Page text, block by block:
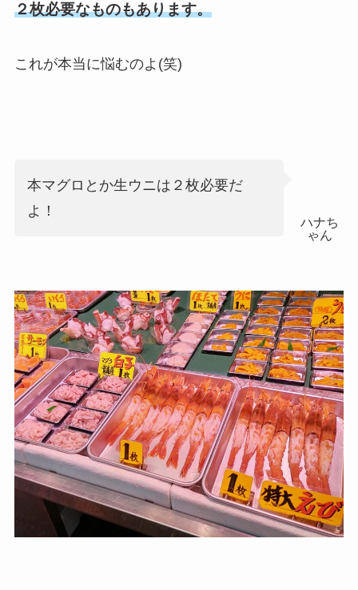
２枚必要なものもあります。
これが本当に悩むのよ(笑)
ハナち
ゃん
本マグロとか生ウニは２枚必要だ
よ！